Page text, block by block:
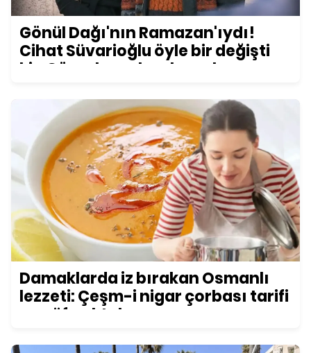
Gönül Dağı'nın Ramazan'ıydı!
Cihat Süvarioğlu öyle bir değişti
ki... Görenler şoke oluyor!
Damaklarda iz bırakan Osmanlı
lezzeti: Çeşm-i nigar çorbası tarifi
ve püf noktaları